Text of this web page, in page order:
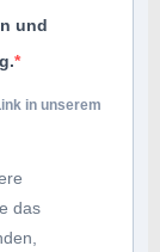
und
in unserem
das